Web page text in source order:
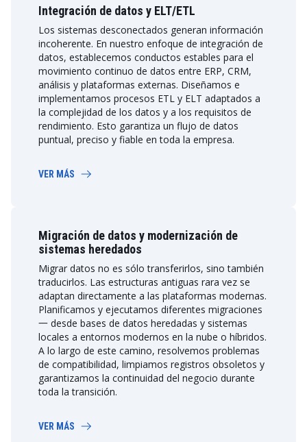
Integración de datos y ELT/ETL
Los sistemas desconectados generan información
incoherente. En nuestro enfoque de integración de
datos, establecemos conductos estables para el
movimiento continuo de datos entre ERP, CRM,
análisis y plataformas externas. Diseñamos e
implementamos procesos ETL y ELT adaptados a
la complejidad de los datos y a los requisitos de
rendimiento. Esto garantiza un flujo de datos
puntual, preciso y fiable en toda la empresa.
VER MÁS
Migración de datos y modernización de
sistemas heredados
Migrar datos no es sólo transferirlos, sino también
traducirlos. Las estructuras antiguas rara vez se
adaptan directamente a las plataformas modernas.
Planificamos y ejecutamos diferentes migraciones
一 desde bases de datos heredadas y sistemas
locales a entornos modernos en la nube o híbridos.
A lo largo de este camino, resolvemos problemas
de compatibilidad, limpiamos registros obsoletos y
garantizamos la continuidad del negocio durante
toda la transición.
VER MÁS